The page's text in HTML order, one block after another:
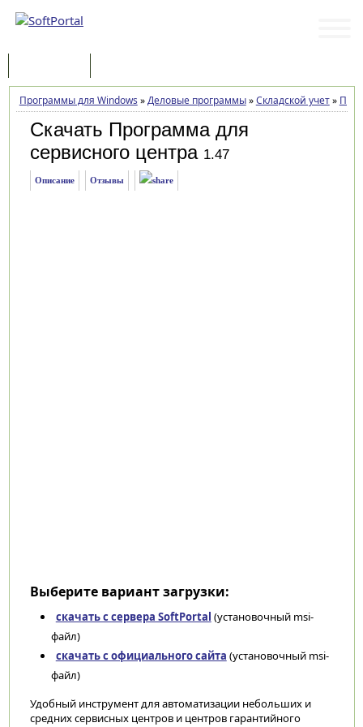
Программы для Windows »Деловые программы»Складской учет»
Скачать Программа для
сервисного центра 1.47
Описание Отзывы
Выберите вариант загрузки:
скачать с сервера SoftPortal (установочный msi-
файл)
скачать с официального сайта (установочный msi-
файл)
Удобный инструмент для автоматизации небольших и
средних сервисных центров и центров гарантийного